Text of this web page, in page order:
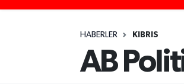
HABERLER KIBRIS
AB